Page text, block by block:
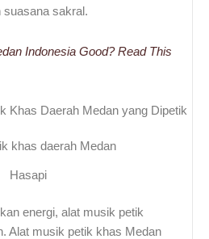
suasana sakral.
Indonesia Good? Read This
Khas Daerah Medan yang Dipetik
Hasapi
energi, alat musik petik
Alat musik petik khas Medan